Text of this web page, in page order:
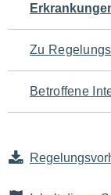
für
den
Zu
Betroffene